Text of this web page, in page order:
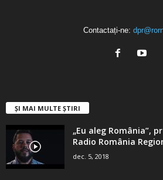
Contactați-ne:
ȘI MAI MULTE ȘTIRI
„Eu aleg România”,
Radio România
dec. 5, 2018